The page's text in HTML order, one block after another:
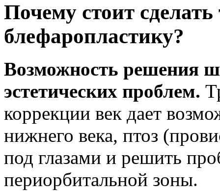
Почему стоит
блефаропластику?
Возможность решения
эстетических проблем.
коррекции век дает
нижнего века, птоз
под глазами и решить
периорбитальной зоны.